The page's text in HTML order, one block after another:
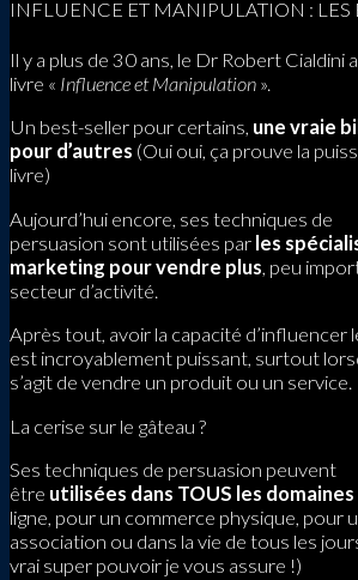
INFLUENCE ET MANIPULATION : LES
Il y a plus de 30 ans, le Dr Robert Cialdini
livre « Influence et Manipulation ».
Un best-seller pour certains, une vraie
pour d’autres (Oui oui, ça prouve la
livre)
Aujourd’hui encore, ses techniques de
persuasion sont utilisées par les
marketing pour vendre plus, peu
secteur d’activité.
Après tout, avoir la capacité d’influencer
est incroyablement puissant, surtout
s’agit de vendre un produit ou un service.
La cerise sur le gâteau ?
Ses techniques de persuasion peuvent
être utilisées dans TOUS les domaines
ligne, pour un commerce physique, pour
association ou dans la vie de tous les
vrai super pouvoir je vous assure !)